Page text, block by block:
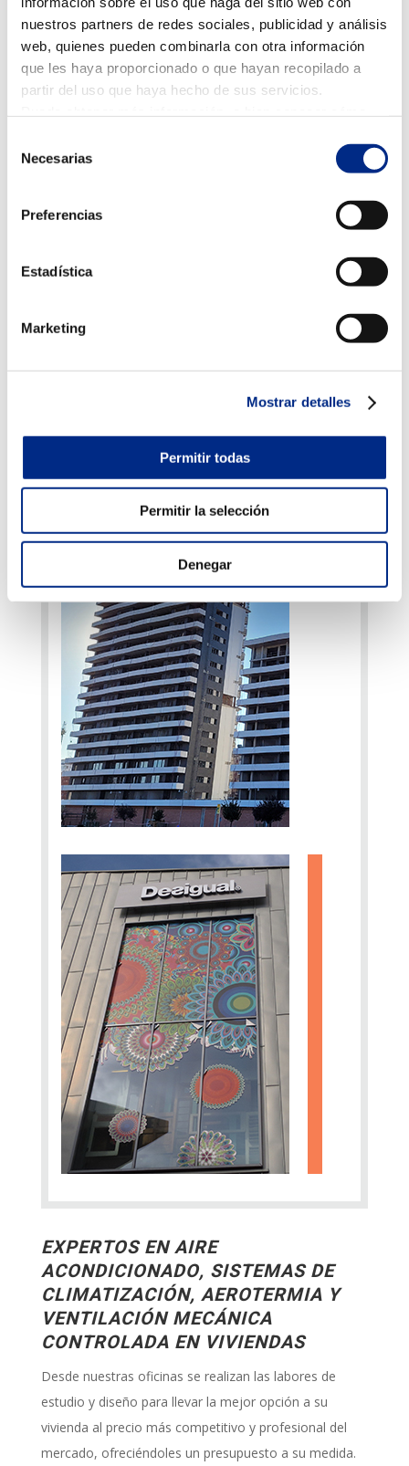
nuestros partners de redes sociales, publicidad y análisis
web, quienes pueden combinarla con otra información
que les haya proporcionado o que hayan recopilado a
partir del uso que haya hecho de sus servicios.
Necesarias
Preferencias
Estadística
Marketing
Mostrar detalles
Permitir todas
Permitir la selección
Denegar
EXPERTOS EN AIRE
ACONDICIONADO, SISTEMAS DE
CLIMATIZACIÓN, AEROTERMIAY
VENTILACIÓN MECÁNICA
CONTROLADA EN VIVIENDAS
Desde nuestras oficinas se realizan las labores de
estudio y diseño para llevar la mejor opción a su
vivienda al precio más competitivo y profesional del
mercado, ofreciéndoles un presupuesto a su medida.